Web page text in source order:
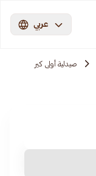
عربي
صيدلية أولى كير